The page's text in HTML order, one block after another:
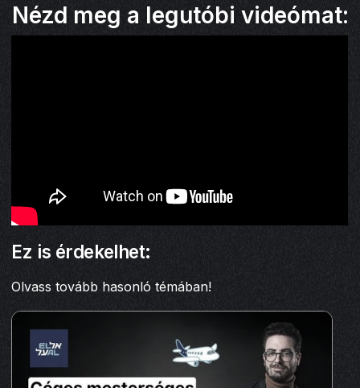
Nézd meg a legutóbi videómat:
Ez is érdekelhet:
Olvass tovább hasonló témában!